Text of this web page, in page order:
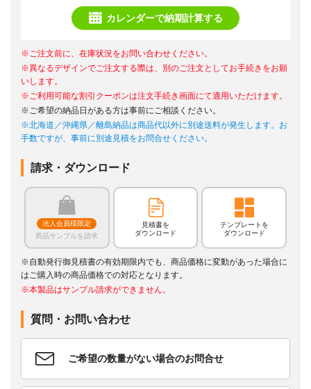
カレンダーで納期計算する
※ご注文前に、在庫状況をお問い合わせください。
※異なるデザインでご注文する際は、別のご注文としてお手続きをお願
いします。
※ご利用可能な割引クーポンは注文手続き画面にて適用いただけます。
※ご希望の納品日がある方は事前にご相談ください。
※北海道／沖縄県／離島納品は商品代以外に別途送料が発生します。お
手数ですが、事前に別途見積をお問合せください。
請求・ダウンロード
法人会員様限定
商品サンプルを請求
見積書を
ダウンロード
テンプレートを
ダウンロード
※自動発行御見積書の有効期限内でも、商品価格に変動があった場合に
はご購入時の商品価格での対応となります。
※本製品はサンプル請求ができません。
質問・お問い合わせ
ご希望の数量がない場合のお問合せ